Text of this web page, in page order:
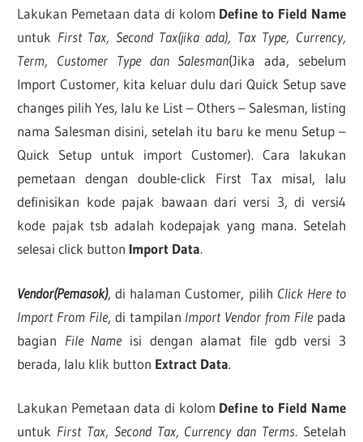
Lakukan Pemetaan data di kolom Define to Field Name
untuk First Tax, Second Tax(jika ada), Tax Type, Currency,
Term, Customer Type dan Salesman(Jika ada, sebelum
Import Customer, kita keluar dulu dari Quick Setup save
changes pilih Yes, lalu ke List – Others – Salesman, listing
nama Salesman disini, setelah itu baru ke menu Setup –
Quick Setup untuk import Customer). Cara lakukan
pemetaan dengan double-click First Tax misal, lalu
definisikan kode pajak bawaan dari versi 3, di versi4
kode pajak tsb adalah kodepajak yang mana. Setelah
selesai click button Import Data.
Vendor(Pemasok), di halaman Customer, pilih Click Here to
Import From File, di tampilan Import Vendor from Filepada
bagian File Nameisi dengan alamat file gdb versi 3
berada, lalu klik button Extract Data.
Lakukan Pemetaan data di kolom Define to Field Name
untuk First Tax, Second Tax, Currency dan Terms. Setelah